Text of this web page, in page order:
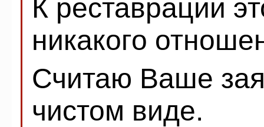
К реставрации
никакого
Считаю Ваше
чистом виде.